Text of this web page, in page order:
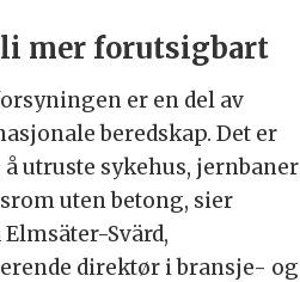
mer forutsigbart
er en del av
beredskap. Det er
utruste sykehus, jernbaner
uten betong, sier
Svärd,
direktør ibransje- og